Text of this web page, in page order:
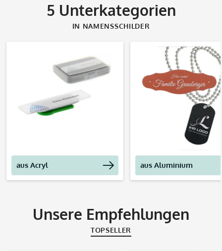
5 Unterkategorien
IN NAMENSSCHILDER
aus Acryl
Produkte entdecken
aus Aluminium
Produkte
Unsere Empfehlungen
TOPSELLER